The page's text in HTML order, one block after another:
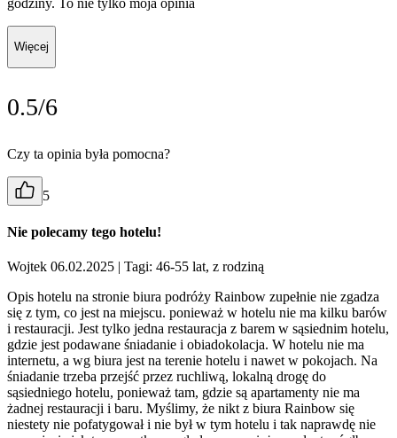
godziny. To nie tylko moja opinia
Więcej
0.5/6
Czy ta opinia była pomocna?
5
Nie polecamy tego hotelu!
Wojtek 06.02.2025 | Tagi: 46-55 lat, z rodziną
Opis hotelu na stronie biura podróży Rainbow zupełnie nie zgadza
się z tym, co jest na miejscu. ponieważ w hotelu nie ma kilku barów
i restauracji. Jest tylko jedna restauracja z barem w sąsiednim hotelu,
gdzie jest podawane śniadanie i obiadokolacja. W hotelu nie ma
internetu, a wg biura jest na terenie hotelu i nawet w pokojach. Na
śniadanie trzeba przejść przez ruchliwą, lokalną drogę do
sąsiedniego hotelu, ponieważ tam, gdzie są apartamenty nie ma
żadnej restauracji i baru. Myślimy, że nikt z biura Rainbow się
niestety nie pofatygował i nie był w tym hotelu i tak naprawdę nie